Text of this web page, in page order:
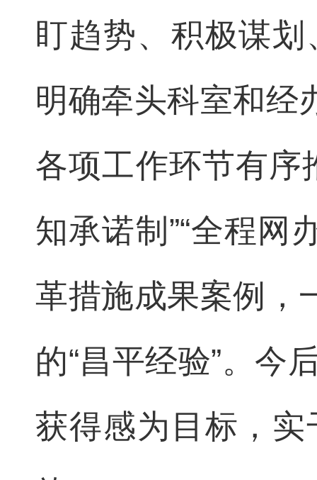
盯趋势、积极谋
明确牵头科室和经
各项工作环节有序
知承诺制”“全程网
革措施成果案例，
的“昌平经验”。今
获得感为目标，